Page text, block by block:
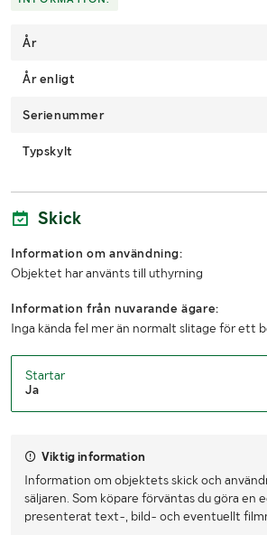
portal. A link to the booking portal will be
within 12 days from the end of the auction.
År
År enligt
Serienummer
Typskylt
Skick
Information om användning:
Objektet har använts till uthyrning
Information från nuvarande ägare:
Inga kända fel mer än normalt slitage för ett
Startar
Ja
Viktig information
Information om objektets skick och
säljaren. Som köpare förväntas du göra en
presenterat text-, bild- och eventuellt